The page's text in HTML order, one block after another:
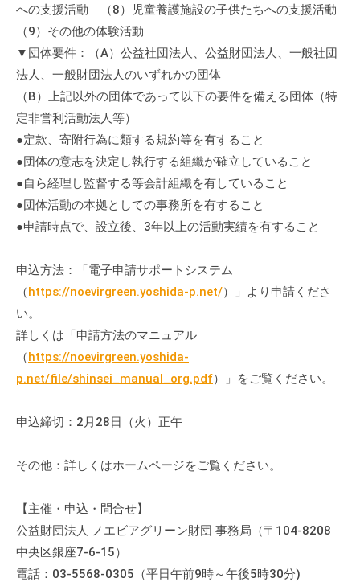
への支援活動 （8）児童養護施設の子供たちへの支援活動
（9）その他の体験活動
▼団体要件：（A）公益社団法人、公益財団法人、一般社団
法人、一般財団法人のいずれかの団体
（B）上記以外の団体であって以下の要件を備える団体（特
定非営利活動法人等）
●定款、寄附行為に類する規約等を有すること
●団体の意志を決定し執行する組織が確立していること
●自ら経理し監督する等会計組織を有していること
●団体活動の本拠としての事務所を有すること
●申請時点で、設立後、3年以上の活動実績を有すること
申込方法：「電子申請サポートシステム
（https://noevirgreen.yoshida-p.net/）」より申請くださ
い。
詳しくは「申請方法のマニュアル
（https://noevirgreen.yoshida-
p.net/file/shinsei_manual_org.pdf）」をご覧ください。
申込締切：2月28日（火）正午
その他：詳しくはホームページをご覧ください。
【主催・申込・問合せ】
公益財団法人 ノエビアグリーン財団 事務局（〒104-8208
中央区銀座7-6-15）
電話：03-5568-0305（平日午前9時～午後5時30分)